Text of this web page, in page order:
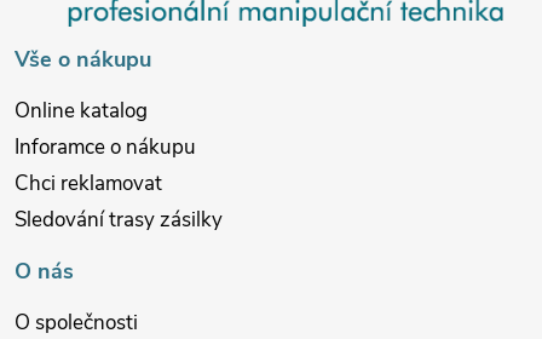
Vše o nákupu
Online katalog
Inforamce o nákupu
Chci reklamovat
Sledování trasy zásilky
O nás
O společnosti